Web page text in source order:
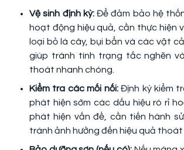
Vệ sinh định kỳ:Để đảm bảo hệ
hoạt động hiệu quả, cần thực hiện
loại bỏ lá cây, bụi bẩn và các vật
giúp tránh tình trạng tắc nghẽn
thoát nhanh chóng.
Kiểm tra các mối nối:Định kỳ kiểm
phát hiện sớm các dấu hiệu rò rỉ
phát hiện vấn đề, cần tiến hành
tránh ảnh hưởng đến hiệu quả thoát